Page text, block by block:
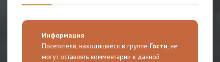
Информация
Посетители, находящиеся в группе Гости, не
могут оставлять комментарии к данной